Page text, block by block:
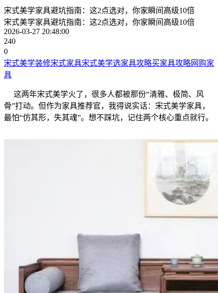
宋式美学家具避坑指南：这2点选对，你家瞬间高级10倍
宋式美学家具避坑指南：这2点选对，你家瞬间高级10倍
2026-03-27 20:48:00
240
0
宋式美学装修宋式家具宋式美学选家具攻略买家具攻略网购家
具
这两年宋式美学火了，很多人都被那份“清雅、极简、风
骨”打动。但作为家具推荐官，我得说实话：宋式美学家具，
最怕“仿其形，失其魂”。想不踩坑，记住两个核心重点就行。